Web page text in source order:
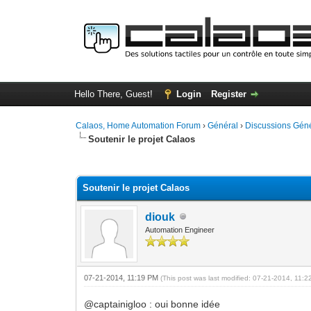
Hello There, Guest! Login Register
Calaos, Home Automation Forum ›Général › Discussions
Soutenir le projet Calaos
Soutenir le projet Calaos
diouk
Automation Engineer
07-21-2014, 11:19 PM(This post was last modified: 07-21-2014,
@captainigloo : oui bonne idée